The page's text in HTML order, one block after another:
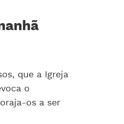
que a Igreja
o
os a ser